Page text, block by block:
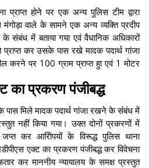
होने पर एक अन्य पुलिस टीम द्वारा
मंगोड़ा वाले के सामने एक अन्य व्यक्ति प्रदीप
संबंध में बताया गया एवं वैधानिक अधिकारों
कर उसके पास रखे मादक पदार्थ गांजा
करने पर 100 ग्राम प्राप्त हुा एवं 1 मोटर
का प्रकरण पंजीबद्ध
पास मिले मादक पदार्थ गांजा रखने के संंबंध में
नहीं किया गया। उक्त दोनों प्रकरणों में
जप्त कर आरोिपयों के विरूद्ध पुलिस थाना
एक्ट का प्रकरण पंजीबद्ध कर विवेचना
कर माननीय न्यायालय के समक्ष प्रस्तुत